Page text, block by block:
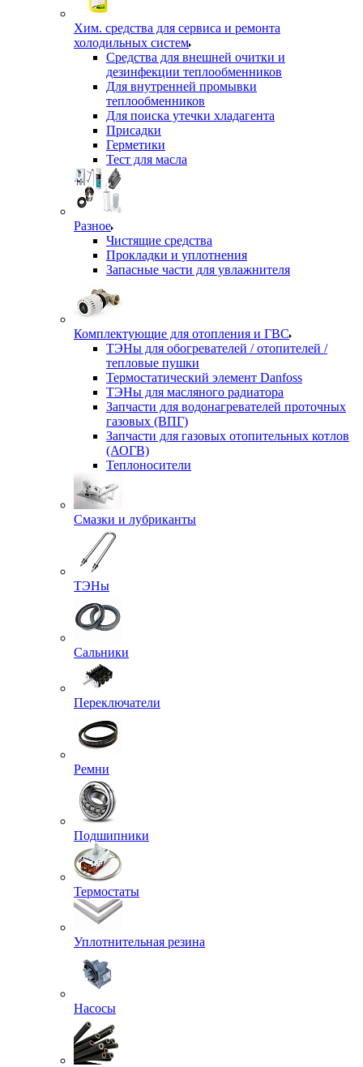
Хим. средства для сервиса и ремонта
холодильных систем
Средства для внешней очитки и
дезинфекции теплообменников
Для внутренней промывки
теплообменников
Для поиска утечки хладагента
Присадки
Герметики
Тест для масла
Разное
Чистящие средства
Прокладки и уплотнения
Запасные части для увлажнителя
Комплектующие для отопления и ГВС
ТЭНы для обогревателей / отопителей /
тепловые пушки
Термостатический элемент Danfoss
ТЭНы для масляного радиатора
Запчасти для водонагревателей проточных
газовых (ВПГ)
Запчасти для газовых отопительных котлов
(АОГВ)
Теплоносители
Смазки и лубриканты
ТЭНы
Сальники
Переключатели
Ремни
Подшипники
Термостаты
Уплотнительная резина
Насосы